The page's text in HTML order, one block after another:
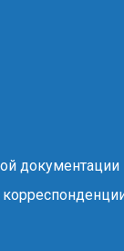
документации